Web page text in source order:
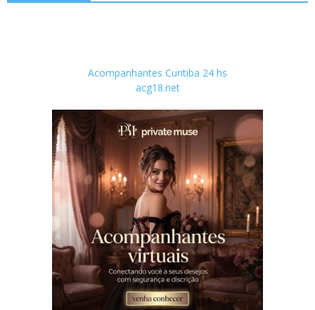
Acompanhantes Curitiba 24 hs
acg18.net